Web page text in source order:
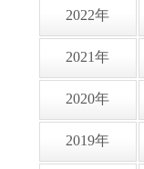
2022年
2021年
2020年
2019年